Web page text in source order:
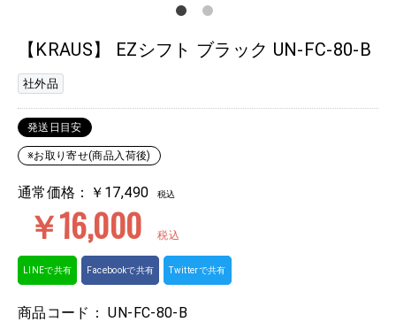
【KRAUS】 EZシフト ブラック UN-FC-80-B
社外品
発送日目安
※お取り寄せ(商品入荷後)
通常価格：￥17,490 税込
￥16,000 税込
LINEで共有 Facebookで共有 Twitterで共有
商品コード：UN-FC-80-B